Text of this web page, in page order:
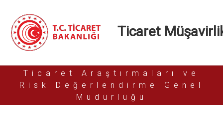
Ticaret
Ticaret Araştırmaları ve
Risk Değerlendirme Genel
Müdürlüğü